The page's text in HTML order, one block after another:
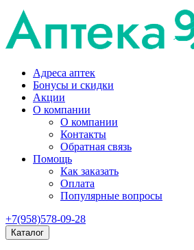
Адреса аптек
Бонусы и скидки
Акции
О компании
О компании
Контакты
Обратная связь
Помощь
Как заказать
Оплата
Популярные вопросы
+7(958)578-09-28
Каталог